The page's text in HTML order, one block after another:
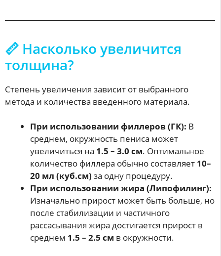
📏 Насколько увеличится
толщина?
Степень увеличения зависит от выбранного
метода и количества введенного материала.
При использовании филлеров (ГК): В
среднем, окружность пениса может
увеличиться на 1.5 – 3.0 см. Оптимальное
количество филлера обычно составляет 10–
20 мл (куб.см) за одну процедуру.
При использовании жира (Липофилинг):
Изначально прирост может быть больше, но
после стабилизации и частичного
рассасывания жира достигается прирост в
среднем 1.5 – 2.5 см в окружности.